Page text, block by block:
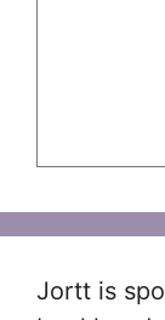
Jortt is